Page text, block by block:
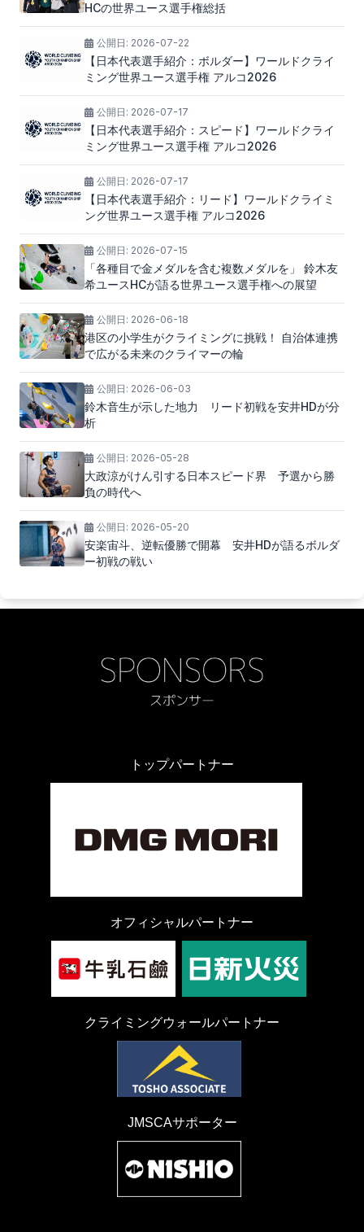
HCの世界ユース選手権総括
公開日: 2026-07-22
【日本代表選手紹介：ボルダー】ワールドクライ
ミング世界ユース選手権 アルコ2026
公開日: 2026-07-17
【日本代表選手紹介：スピード】ワールドクライ
ミング世界ユース選手権 アルコ2026
公開日: 2026-07-17
【日本代表選手紹介：リード】ワールドクライミ
ング世界ユース選手権 アルコ2026
公開日: 2026-07-15
「各種目で金メダルを含む複数メダルを」 鈴木友
希ユースHCが語る世界ユース選手権への展望
公開日: 2026-06-18
港区の小学生がクライミングに挑戦！ 自治体連携
で広がる未来のクライマーの輪
公開日: 2026-06-03
鈴木音生が示した地力 リード初戦を安井HDが分
析
公開日: 2026-05-28
大政涼がけん引する日本スピード界 予選から勝
負の時代へ
公開日: 2026-05-20
安楽宙斗、逆転優勝で開幕 安井HDが語るボルダ
ー初戦の戦い
トップパートナー
オフィシャルパートナー
クライミングウォールパートナー
JMSCAサポーター